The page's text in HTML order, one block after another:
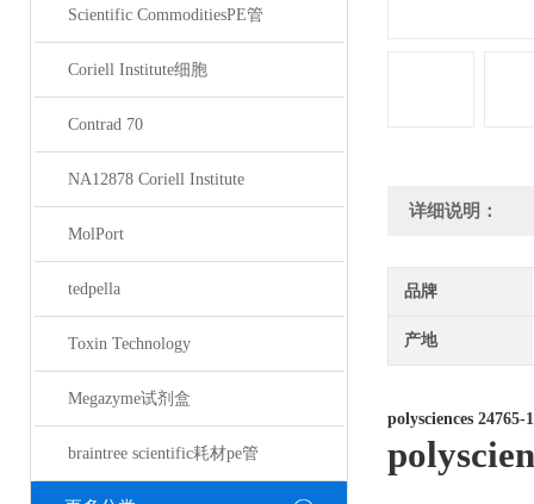
Scientific CommoditiesPE管
Coriell Institute细胞
Contrad 70
NA12878 Coriell Institute
MolPort
tedpella
Toxin Technology
Megazyme试剂盒
braintree scientific耗材pe管
详细说明：
品牌
产地
polysciences 24765-